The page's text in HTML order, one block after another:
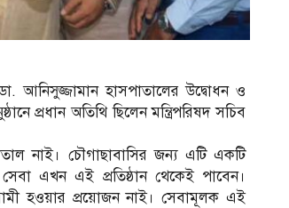
আনিসুজ্জামান হাসপাতালের উদ্বোধন ও
প্রধান অতিথি ছিলেন মন্ত্রিপরিষদ সচিব
নাই। চৌগাছাবাসির জন্য এটি একটি
এখন এই প্রতিষ্ঠান থেকেই পাবেন।
হওয়ার প্রয়োজন নাই। সেবামূলক এই